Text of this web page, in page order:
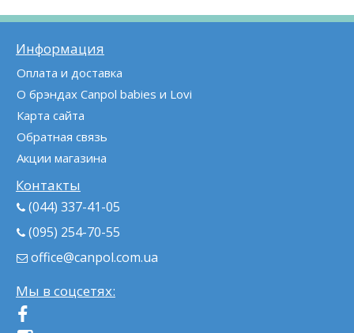
Информация
Оплата и доставка
О брэндах Canpol babies и Lovi
Карта сайта
Обратная связь
Акции магазина
Контакты
(044) 337-41-05
(095) 254-70-55
office@canpol.com.ua
Мы в соцсетях: